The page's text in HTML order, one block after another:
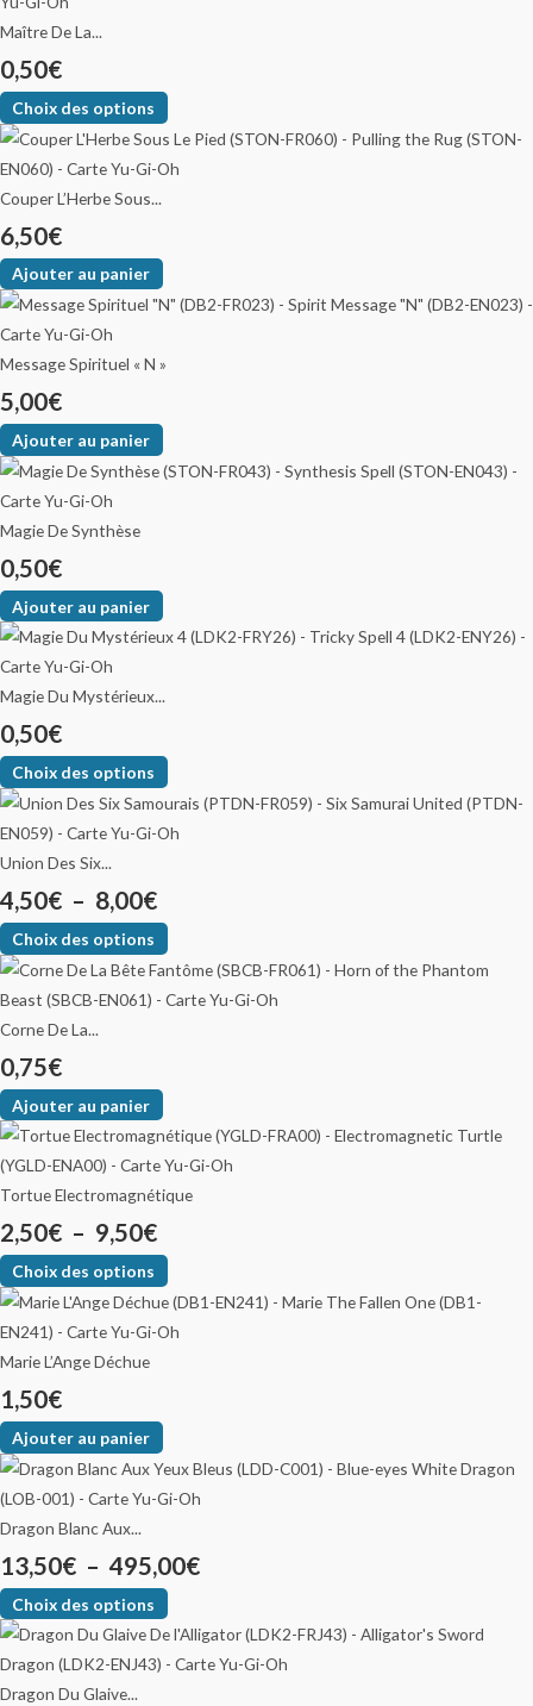
Maître De La...
0,50€
Choix des options
Couper L’Herbe Sous...
6,50€
Ajouter au panier
Message Spirituel « N »
5,00€
Ajouter au panier
Magie De Synthèse
0,50€
Ajouter au panier
Magie Du Mystérieux...
0,50€
Choix des options
Union Des Six...
4,50€ – 8,00€
Choix des options
Corne De La...
0,75€
Ajouter au panier
Tortue Electromagnétique
2,50€ – 9,50€
Choix des options
Marie L’Ange Déchue
1,50€
Ajouter au panier
Dragon Blanc Aux...
13,50€ – 495,00€
Choix des options
Dragon Du Glaive...